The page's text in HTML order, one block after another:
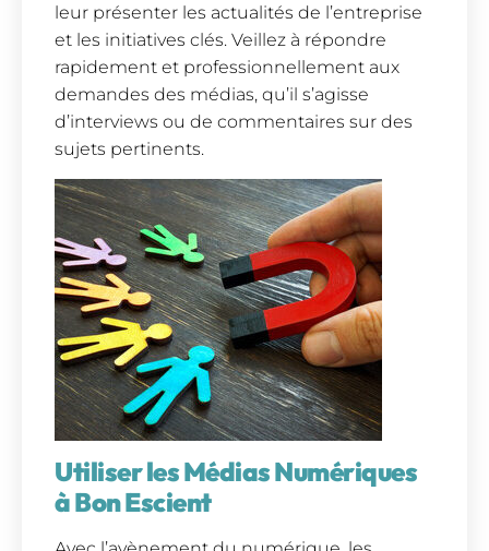
leur présenter les actualités de l’entreprise
et les initiatives clés. Veillez à répondre
rapidement et professionnellement aux
demandes des médias, qu’il s’agisse
d’interviews ou de commentaires sur des
sujets pertinents.
Utiliser les Médias Numériques
à Bon Escient